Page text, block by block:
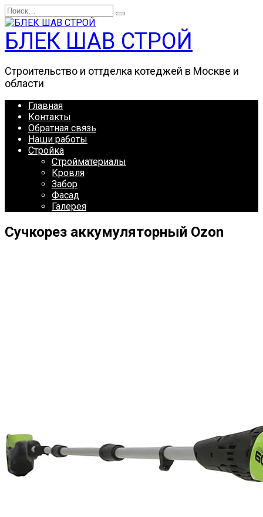
Перейти
к
содержанию
Search
for:
БЛЕК ШАВ СТРОЙ
Строительство и оттделка котеджей в Москве и
области
Главная
Контакты
Обратная связь
Наши работы
Стройка
Стройматериалы
Кровля
Забор
Фасад
Галерея
Сучкорез аккумуляторный Ozon